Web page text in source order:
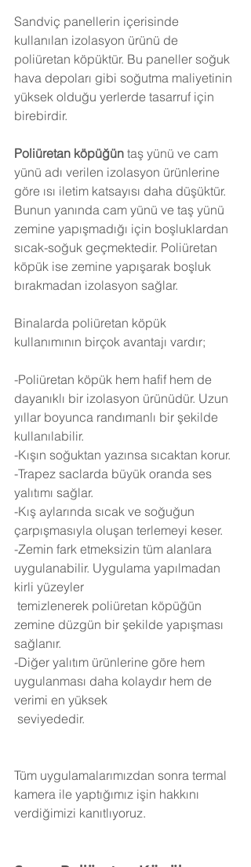
Sandviç panellerin içerisinde
kullanılan izolasyon ürünü de
poliüretan köpüktür. Bu paneller soğuk
hava depoları gibi soğutma maliyetinin
yüksek olduğu yerlerde tasarruf için
birebirdir.
Poliüretan köpüğün taş yünü ve cam
yünü adı verilen izolasyon ürünlerine
göre ısı iletim katsayısı daha düşüktür.
Bunun yanında cam yünü ve taş yünü
zemine yapışmadığı için boşluklardan
sıcak-soğuk geçmektedir. Poliüretan
köpük ise zemine yapışarak boşluk
bırakmadan izolasyon sağlar.
Binalarda poliüretan köpük
kullanımının birçok avantajı vardır;
-Poliüretan köpük hem hafif hem de
dayanıklı bir izolasyon ürünüdür. Uzun
yıllar boyunca randımanlı bir şekilde
kullanılabilir.
-Kışın soğuktan yazınsa sıcaktan korur.
-Trapez saclarda büyük oranda ses
yalıtımı sağlar.
-Kış aylarında sıcak ve soğuğun
çarpışmasıyla oluşan terlemeyi keser.
-Zemin fark etmeksizin tüm alanlara
uygulanabilir. Uygulama yapılmadan
kirli yüzeyler
zemine düzgün bir şekilde yapışması
sağlanır.
-Diğer yalıtım ürünlerine göre hem
uygulanması daha kolaydır hem de
verimi en yüksek
seviyededir.
Tüm uygulamalarımızdan sonra termal
kamera ile yaptığımız işin hakkını
verdiğimizi kanıtlıyoruz.